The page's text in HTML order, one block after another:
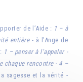
de l’Aide : 1 – à
entière- à l’Ange de
1 – penser à l’appeler -
chaque rencontre - 4 –
sagesse et la vérité -